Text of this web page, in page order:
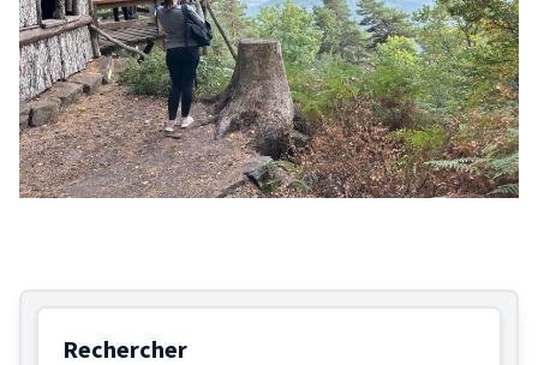
Rechercher